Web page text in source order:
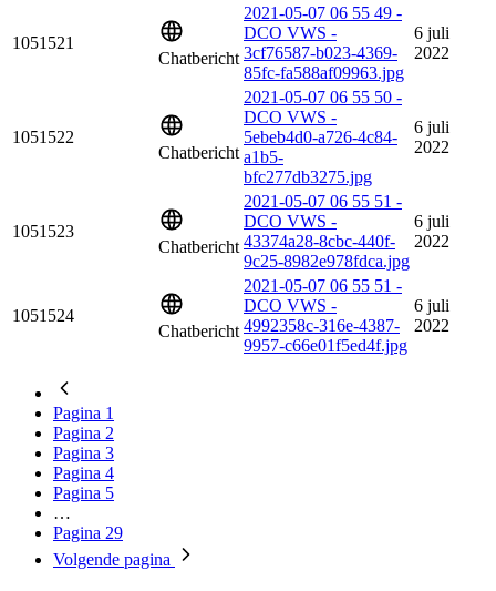
1051521
Chatbericht
2021-05-07 06 55 49 -
DCO VWS -
3cf76587-b023-4369-
85fc-fa588af09963.jpg
6 juli
2022
1051522
Chatbericht
2021-05-07 06 55 50 -
DCO VWS -
5ebeb4d0-a726-4c84-
a1b5-
bfc277db3275.jpg
6 juli
2022
1051523
Chatbericht
2021-05-07 06 55 51 -
DCO VWS -
43374a28-8cbc-440f-
9c25-8982e978fdca.jpg
6 juli
2022
1051524
Chatbericht
2021-05-07 06 55 51 -
DCO VWS -
4992358c-316e-4387-
9957-c66e01f5ed4f.jpg
6 juli
2022
Pagina 1
Pagina 2
Pagina 3
Pagina 4
Pagina 5
…
Pagina 29
Volgende pagina